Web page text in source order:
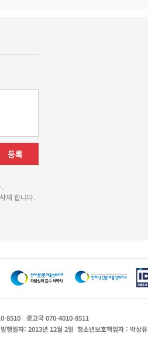
등록
제 합니다.
8510
광고국 070-4010-8511
발행일자: 2013년 12월 2일 청소년보호책임자 : 박상유